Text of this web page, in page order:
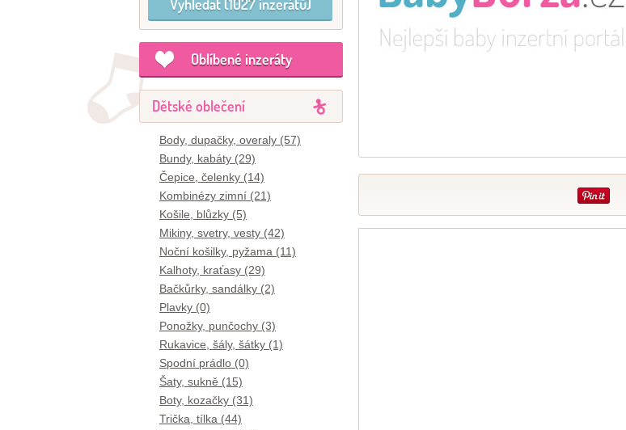
Oblíbené inzeráty
Dětské oblečení
Body, dupačky, overaly (57)
Bundy, kabáty (29)
Čepice, čelenky (14)
Kombinézy zimní (21)
Košile, blůzky (5)
Mikiny, svetry, vesty (42)
Noční košilky, pyžama (11)
Kalhoty, kraťasy (29)
Bačkůrky, sandálky (2)
Plavky (0)
Ponožky, punčochy (3)
Rukavice, šály, šátky (1)
Spodní prádlo (0)
Šaty, sukně (15)
Boty, kozačky (31)
Trička, tílka (44)